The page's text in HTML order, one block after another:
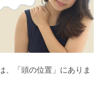
、「頭の位置」にありま